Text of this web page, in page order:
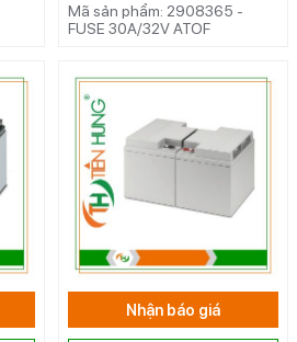
Mã sản phẩm: 2908365 -
FUSE 30A/32V ATOF
Nhận báo giá